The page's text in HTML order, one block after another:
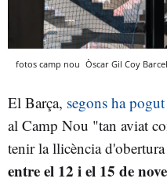
fotos camp nou Òscar Gil Coy
El Barça, segons ha
al Camp Nou "tan aviat
tenir la llicència d'obertura
entre el 12 i el 15 de